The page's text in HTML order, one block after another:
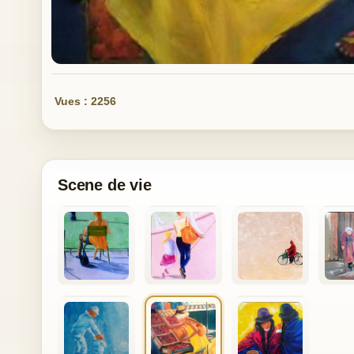
Vues : 2256
Scene de vie